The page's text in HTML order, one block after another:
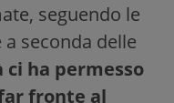
seguendo le
seconda delle
ci ha permesso
fronte al